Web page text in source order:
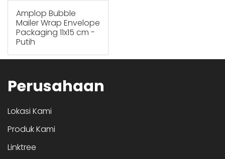
Amplop Bubble
Mailer Wrap Envelope
Packaging 11x15 cm -
Putih
Perusahaan
Lokasi Kami
Produk Kami
Linktree